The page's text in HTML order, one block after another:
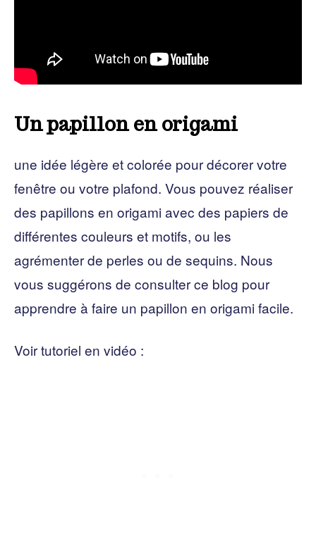
Un papillon en origami
une idée légère et colorée pour décorer votre
fenêtre ou votre plafond. Vous pouvez réaliser
des papillons en origami avec des papiers de
différentes couleurs et motifs, ou les
agrémenter de perles ou de sequins. Nous
vous suggérons de consulter ce blog pour
apprendre à faire un papillon en origami facile.
Voir tutoriel en vidéo :